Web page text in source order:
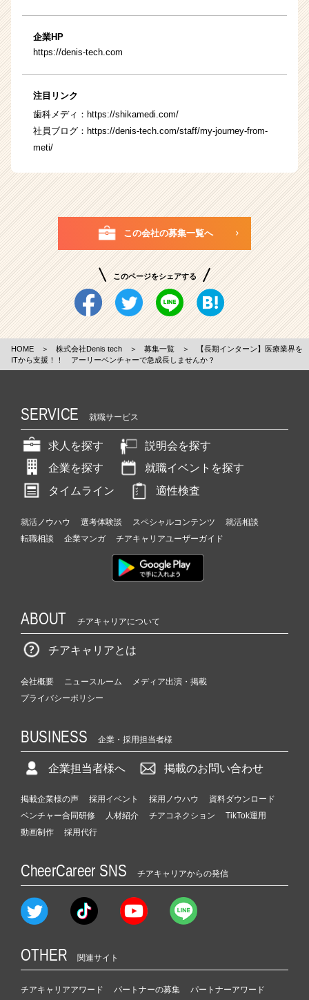
企業HP
https://denis-tech.com
注目リンク
歯科メディ： https://shikamedi.com/
社員ブログ： https://denis-tech.com/staff/my-journey-from-
meti/
この会社の募集一覧へ
このページをシェアする
HOME ＞ 株式会社Denis tech ＞ 募集一覧 ＞
【長期インターン】医療業界を
ITから支援！！ アーリーベンチャーで急成長しませんか？
SERVICE 就職サービス
求人を探す
説明会を探す
企業を探す
就職イベントを探す
タイムライン
適性検査
就活ノウハウ 選考体験談 スペシャルコンテンツ
就活相談
転職相談
企業マンガ チアキャリアユーザーガイド
ABOUT チアキャリアについて
チアキャリアとは
会社概要 ニュースルーム
メディア出演・掲載
プライバシーポリシー
BUSINESS 企業・採用担当者様
企業担当者様へ 掲載のお問い合わせ
掲載企業様の声 採用イベント 採用ノウハウ
資料ダウンロード
ベンチャー合同研修
人材紹介 チアコネクション
TikTok運用
動画制作
採用代行
CheerCareer SNS チアキャリアからの発信
OTHER 関連サイト
チアキャリアアワード パートナーの募集 パートナーアワード